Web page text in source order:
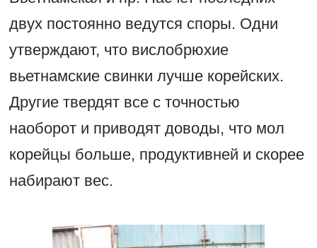
двух постоянно ведутся споры. Одни
утверждают, что вислобрюхие
вьетнамские свинки лучше корейских.
Другие твердят все с точностью
наоборот и приводят доводы, что мол
корейцы больше, продуктивней и скорее
набирают вес.